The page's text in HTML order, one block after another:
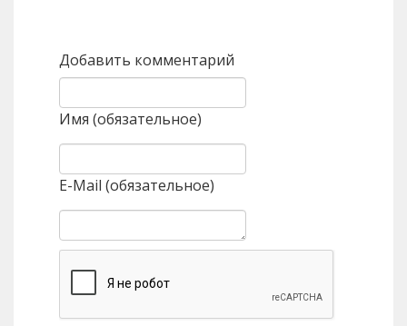
Добавить комментарий
Имя (обязательное)
E-Mail (обязательное)